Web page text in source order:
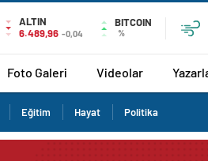
ALTIN
6.489,96 -0,04
BITCOIN
%
Foto Galeri Videolar
Eğitim Hayat Politika